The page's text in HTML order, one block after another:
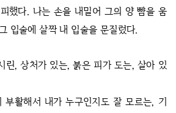
했다. 나는 손을 내밀어 그의 양 뺨을 움
입술에 살짝 내 입술을 문질렀다.
린, 상처가 있는, 붉은 피가 도는, 살아 있
부활해서 내가 누구인지도 잘 모르는, 기